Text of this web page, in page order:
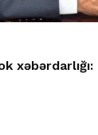
xəbərdarlığı: